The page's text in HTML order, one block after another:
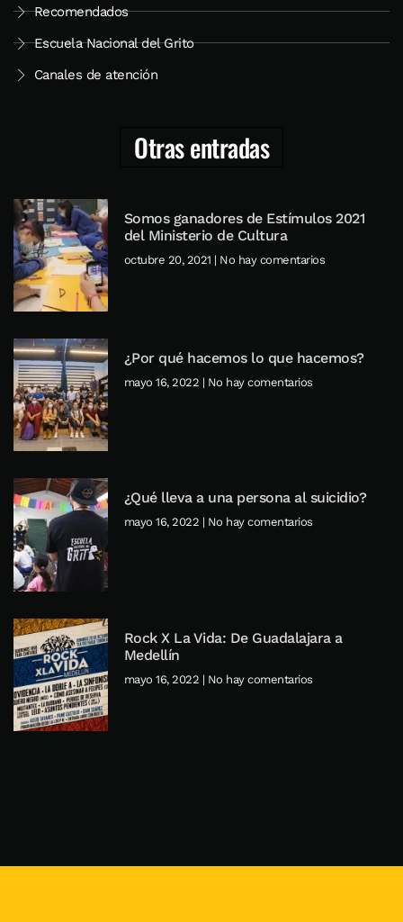
Recomendados
Escuela Nacional del Grito
Canales de atención
Otras entradas
Somos ganadores de Estímulos 2021
del Ministerio de Cultura
octubre 20, 2021 No hay comentarios
¿Por qué hacemos lo que hacemos?
mayo 16, 2022 No hay comentarios
¿Qué lleva a una persona al suicidio?
mayo 16, 2022 No hay comentarios
Rock X La Vida: De Guadalajara a
Medellín
mayo 16, 2022 No hay comentarios